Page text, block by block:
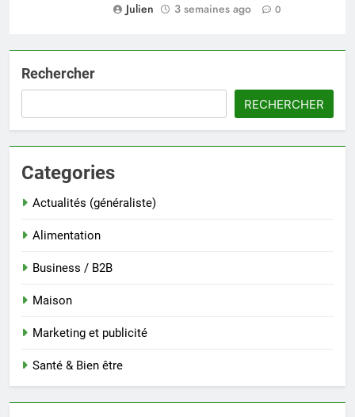
Julien
3 semaines ago 0
Rechercher
RECHERCHER
Categories
Actualités (généraliste)
Alimentation
Business / B2B
Maison
Marketing et publicité
Santé & Bien être